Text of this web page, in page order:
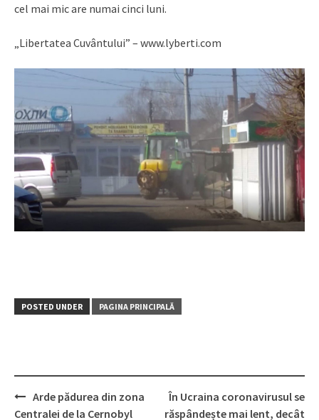
cel mai mic are numai cinci luni.
„Libertatea Cuvântului” – www.lyberti.com
POSTED UNDER PAGINA PRINCIPALĂ
Post
Arde pădurea din zona
Centralei de la Cernobyl
În Ucraina coronavirusul se
răspândește mai lent, decât